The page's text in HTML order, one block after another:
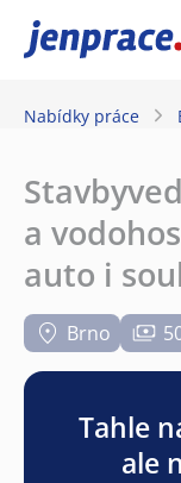
JenPráce.cz
Nabídky práce
a
auto i
Brno
Tahle
ale